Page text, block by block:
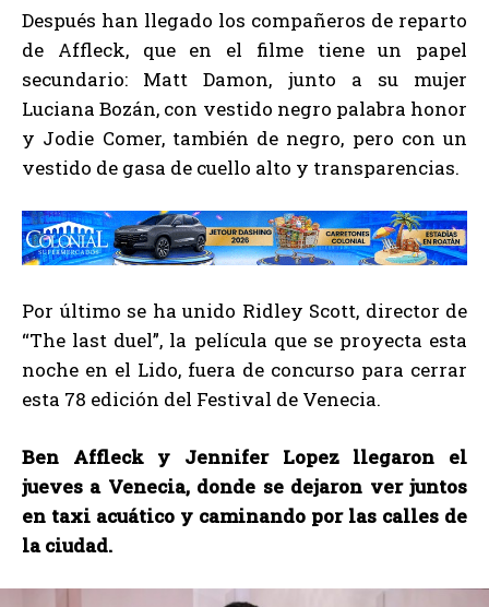
Después han llegado los compañeros de reparto
de Affleck, que en el filme tiene un papel
secundario: Matt Damon, junto a su mujer
Luciana Bozán, con vestido negro palabra honor
y Jodie Comer, también de negro, pero con un
vestido de gasa de cuello alto y transparencias.
Por último se ha unido Ridley Scott, director de
“The last duel”, la película que se proyecta esta
noche en el Lido, fuera de concurso para cerrar
esta 78 edición del Festival de Venecia.
Ben Affleck y Jennifer Lopez llegaron el
jueves a Venecia, donde se dejaron ver juntos
en taxi acuático y caminando por las calles de
la ciudad.